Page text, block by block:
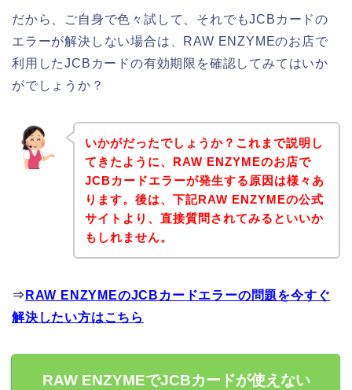
だから、ご自身で色々試して、それでもJCBカードの
エラーが解決しない場合は、RAW ENZYMEのお店で
利用したJCBカードの有効期限を確認してみてはいか
がでしょうか？
いかがだったでしょうか？これまで説明し
てきたように、RAW ENZYMEのお店で
JCBカードエラーが発生する原因は様々あ
ります。後は、下記RAW ENZYMEの公式
サイトより、直接質問されてみるといいか
もしれません。
⇒ RAW ENZYMEのJCBカードエラーの問題を今すぐ
解決したい方はこちら
RAW ENZYMEでJCBカードが使えない